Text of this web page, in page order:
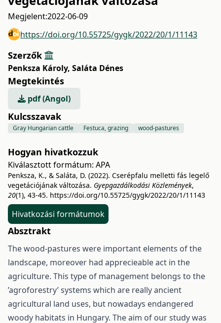
Megjelent:2022-06-09
https://doi.org/10.55725/gygk/2022/20/1/11143
Szerzők
Penksza Károly, Saláta Dénes
Megtekintés
pdf (Angol)
Kulcsszavak
Gray Hungarian cattle Festuca, grazing wood-pastures
Hogyan hivatkozzuk
Kiválasztott formátum: APA
Penksza, K., & Saláta, D. (2022). Cserépfalu melletti fás legelő
vegetációjának változása. Gyepgazdálkodási Közlemények,
20(1), 43-45. https://doi.org/10.55725/gygk/2022/20/1/11143
Hivatkozási formátumok
Absztrakt
The wood-pastures were important elements of the
landscape, moreover had apprecieable act in the
agriculture. This type of management belongs to the
’agroforestry’ systems which are really ancient
agricultural land uses, but nowadays endangered
woody habitats in Hungary. The aim of our study was